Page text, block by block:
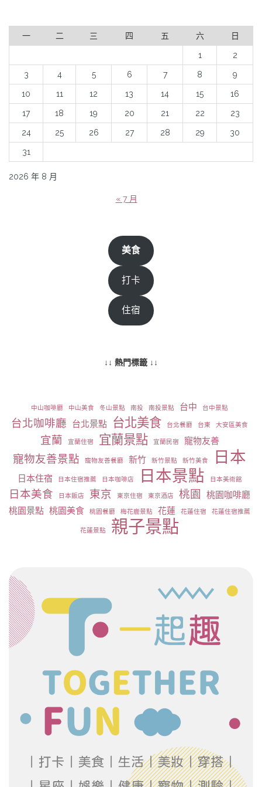
2026 年 8 月
一 二 三 四 五 六 日
1 2
3 4 5 6 7 8 9
10 11 12 13 14 15 16
17 18 19 20 21 22 23
24 25 26 27 28 29 30
31
« 7 月
美食
打卡
住宿
↓↓ 熱門標籤 ↓↓
中山咖啡廳 中山美食 冬山景點 南投 南投景點 台中 台中景點
台北咖啡廳 台北景點 台北美食 台北餐廳 台東 大安區美食
宜蘭 宜蘭住宿 宜蘭景點 宜蘭民宿 寵物友善
寵物友善景點 寵物友善餐廳 新竹 新竹景點 新竹美食 日本
日本住宿 日本住宿推薦 日本咖啡店 日本景點 日本美術館
日本美食 日本飯店 東京 東京住宿 東京酒店 桃園
桃園咖啡廳
桃園景點 桃園美食 桃園餐廳 梅花鹿景點 花蓮 花蓮住宿 花蓮住宿推薦
花蓮景點 親子景點